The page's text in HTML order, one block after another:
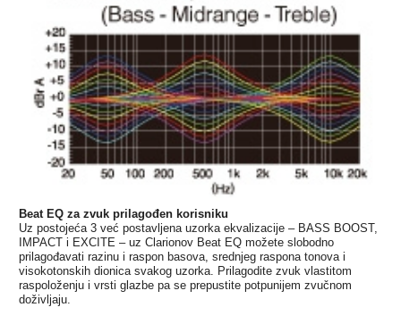
Beat EQ za zvuk prilagođen korisniku
Uz postojeća 3 već postavljena uzorka ekvalizacije – BASS BOOST,
IMPACT i EXCITE – uz Clarionov Beat EQ možete slobodno
prilagođavati razinu i raspon basova, srednjeg raspona tonova i
visokotonskih dionica svakog uzorka. Prilagodite zvuk vlastitom
raspoloženju i vrsti glazbe pa se prepustite potpunijem zvučnom
doživljaju.